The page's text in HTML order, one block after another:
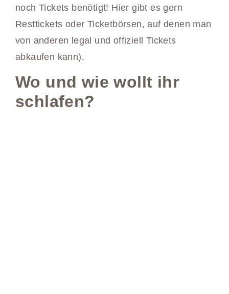
noch Tickets benötigt! Hier gibt es gern
Resttickets oder Ticketbörsen, auf denen man
von anderen legal und offiziell Tickets
abkaufen kann).
Wo und wie wollt ihr
schlafen?